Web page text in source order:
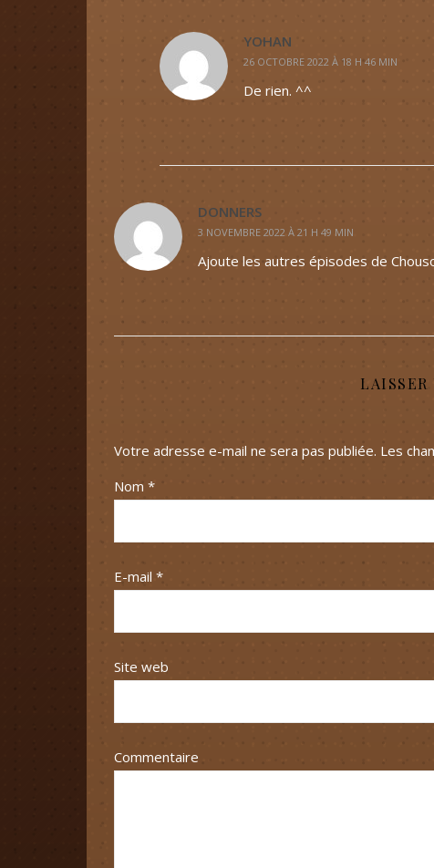
YOHAN
26 OCTOBRE 2022 À 18 H 46 MIN
De rien. ^^
DONNERS
3 NOVEMBRE 2022 À 21 H 49 MIN
Ajoute les autres épisodes de
Votre adresse e-mail ne sera pas publiée. Les
Nom *
E-mail *
Site web
Commentaire